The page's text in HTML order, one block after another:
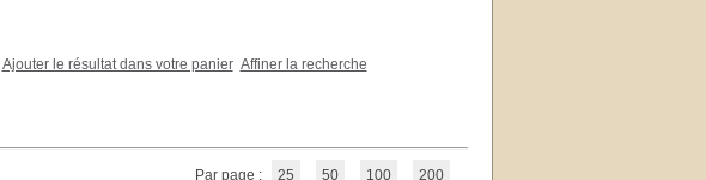
Ajouter le résultat dans votre panier Affiner la recherche
Par page : 25 50 100 200